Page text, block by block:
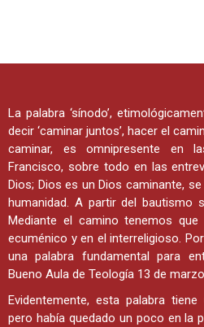
La palabra ‘sínodo’,
decir ‘caminar juntos’, hacer el
caminar, es omnipresente en
Francisco, sobre todo en las
Dios; Dios es un Dios caminante,
humanidad. A partir del bautismo
Mediante el camino tenemos
ecuménico y en el interreligioso.
una palabra fundamental para
Bueno Aula de Teología 13 de
Evidentemente, esta palabra tiene
pero había quedado un poco en la